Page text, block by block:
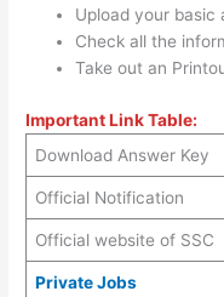
Upload your basic
Check all the
Take out an
Important Link Table:
Download Answer Key
Official Notification
Official website of SSC
Private Jobs